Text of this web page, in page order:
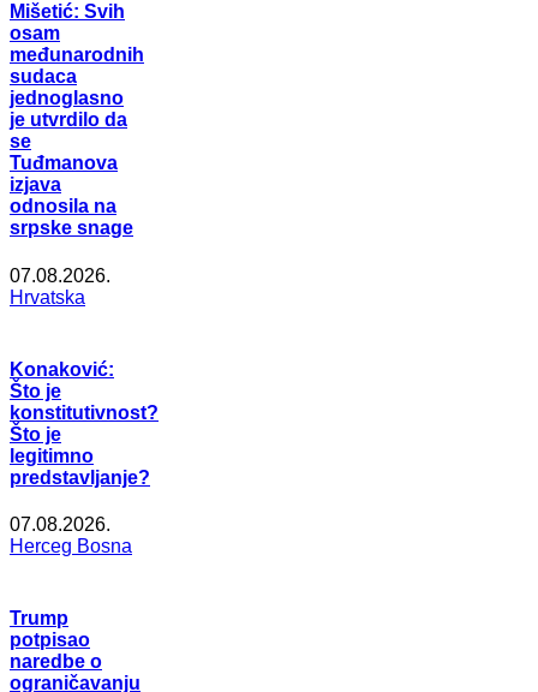
Mišetić: Svih
osam
međunarodnih
sudaca
jednoglasno
je utvrdilo da
se
Tuđmanova
izjava
odnosila na
srpske snage
07.08.2026.
Hrvatska
Konaković:
Što je
konstitutivnost?
Što je
legitimno
predstavljanje?
07.08.2026.
Herceg Bosna
Trump
potpisao
naredbe o
ograničavanju